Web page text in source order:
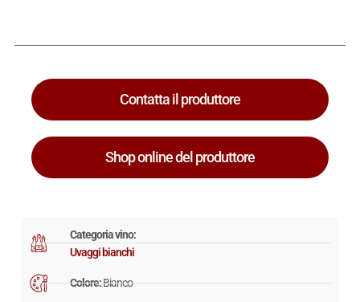
Categoria vino:
Uvaggi bianchi
Colore:Bianco
Contatta il produttore
Shop online del produttore